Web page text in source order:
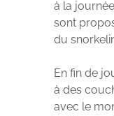
à la
sont
du
En fin de
à des
avec le